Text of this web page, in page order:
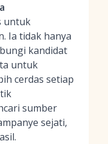
untuk
Ia tidak hanya
kandidat
untuk
cerdas setiap
sumber
sejati,